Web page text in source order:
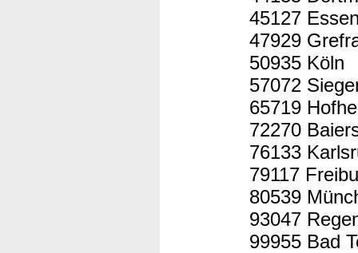
45127
47929
50935 Köln
57072
65719
72270
76133
79117
80539
93047
99955 Bad